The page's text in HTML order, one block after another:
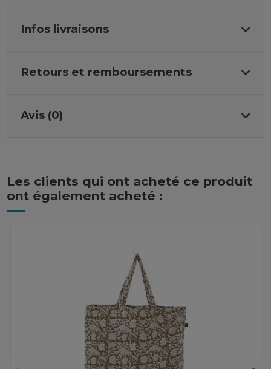
Infos livraisons
Retours et remboursements
Avis (0)
Les clients qui ont acheté ce produit
ont également acheté :